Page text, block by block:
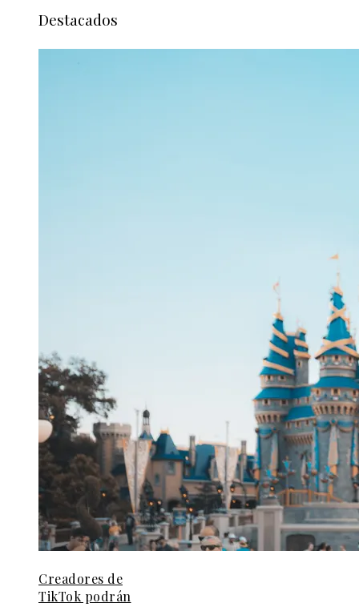
Destacados
Creadores de
TikTok podrán